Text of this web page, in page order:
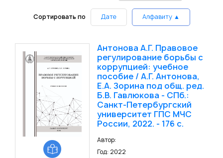
Сортировать по Дате Алфавиту ▲
Антонова А.Г. Правовое
регулирование борьбы с
коррупцией: учебное
пособие / А.Г. Антонова,
Е.А. Зорина под общ. ред.
Б.В. Гавлюкова - СПб.:
Санкт-Петербургский
университет ГПС МЧС
России, 2022. - 176 с.
Автор:
Год: 2022